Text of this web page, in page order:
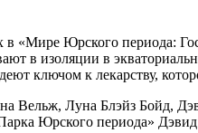
«Мире Юрского периода:
в изоляции в
ключом к лекарству,
Луна Блэйз Бойд,
Юрского периода»